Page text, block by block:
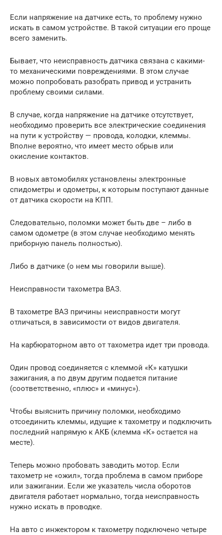
Если напряжение на датчике есть, то проблему нужно
искать в самом устройстве. В такой ситуации его проще
всего заменить.
Бывает, что неисправность датчика связана с какими-
то механическими повреждениями. В этом случае
можно попробовать разобрать привод и устранить
проблему своими силами.
В случае, когда напряжение на датчике отсутствует,
необходимо проверить все электрические соединения
на пути к устройству — провода, колодки, клеммы.
Вполне вероятно, что имеет место обрыв или
окисление контактов.
В новых автомобилях установлены электронные
спидометры и одометры, к которым поступают данные
от датчика скорости на КПП.
Следовательно, поломки может быть две – либо в
самом одометре (в этом случае необходимо менять
приборную панель полностью).
Либо в датчике (о нем мы говорили выше).
Неисправности тахометра ВАЗ.
В тахометре ВАЗ причины неисправности могут
отличаться, в зависимости от видов двигателя.
На карбюраторном авто от тахометра идет три провода.
Один провод соединяется с клеммой «К» катушки
зажигания, а по двум другим подается питание
(соответственно, «плюс» и «минус»).
Чтобы выяснить причину поломки, необходимо
отсоединить клеммы, идущие к тахометру и подключить
последний напрямую к АКБ (клемма «К» остается на
месте).
Теперь можно пробовать заводить мотор. Если
тахометр не «ожил», тогда проблема в самом приборе
или зажигании. Если же указатель числа оборотов
двигателя работает нормально, тогда неисправность
нужно искать в проводке.
На авто с инжектором к тахометру подключено четыре